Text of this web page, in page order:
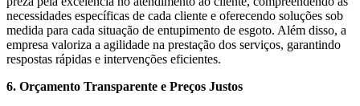
necessidades específicas de cada cliente e oferecendo soluções sob
medida para cada situação de entupimento de esgoto. Além disso, a
empresa valoriza a agilidade na prestação dos serviços, garantindo
respostas rápidas e intervenções eficientes.
6. Orçamento Transparente e Preços Justos